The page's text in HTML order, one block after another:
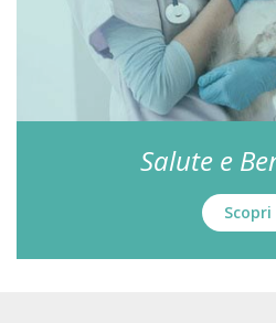
Salute e
Scopri